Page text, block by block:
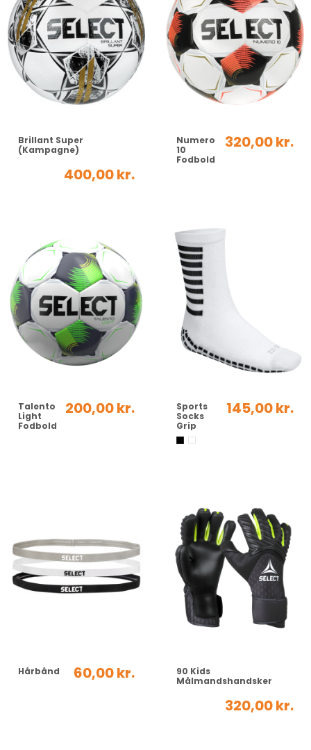
Brillant Super
(Kampagne)
400,00 kr.
Numero
10
Fodbold
320,00 kr.
Talento
Light
Fodbold
200,00 kr.
Sports
Socks
Grip
145,00 kr.
Hårbånd 60,00 kr.
90 Kids
Målmandshandsker
320,00 kr.